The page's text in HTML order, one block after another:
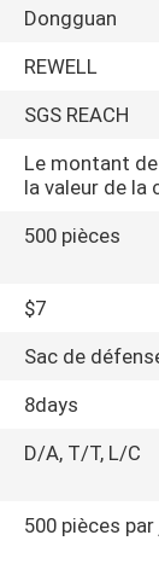
Dongguan
REWELL
SGS REACH
Le montant
la valeur de la
500 pièces
$7
Sac de
8days
D/A, T/T, L/C
500 pièces